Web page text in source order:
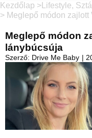
Kezdőlap > Lifestyle,
> Meglepő módon
Meglepő módon
lánybúcsúja
Szerző: Drive Me Baby |